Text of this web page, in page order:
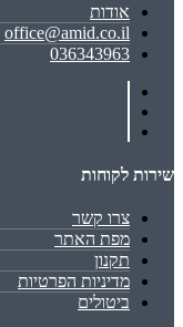
אודות
office@amid.co.il
036343963
שירות לקוחות
צרו קשר
מפת האתר
תקנון
מדיניות הפרטיות
ביטולים